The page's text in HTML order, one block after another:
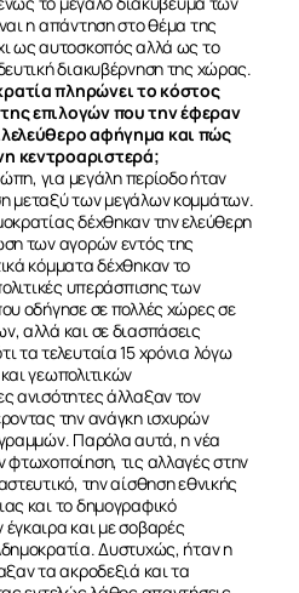
η απάντηση στο θέμα της
ως αυτοσκοπός αλλά ως το
διακυβέρνηση της χώρας.
πληρώνει το κόστος
επιλογών που την έφεραν
αφήγημα και πώς
κεντροαριστερά;
για μεγάλη περίοδο ήταν
μεταξύ των μεγάλων κομμάτων.
δέχθηκαν την ελεύθερη
των αγορών εντός της
κόμματα δέχθηκαν το
υπεράσπισης των
οδήγησε σε πολλές χώρες σε
αλλά και σε διασπάσεις
τελευταία 15 χρόνια λόγω
γεωπολιτικών
ανισότητες άλλαξαν τον
την ανάγκη ισχυρών
Παρόλα αυτά, η νέα
τις αλλαγές στην
την αίσθηση εθνικής
και το δημογραφικό
και με σοβαρές
Δυστυχώς, ήταν η
τα ακροδεξιά και τα